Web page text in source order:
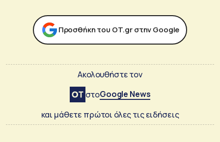
Προσθήκη του ΟΤ.gr στην Google
Ακολουθήστε τον
στοGoogle News
και μάθετε πρώτοι όλες τις ειδήσεις